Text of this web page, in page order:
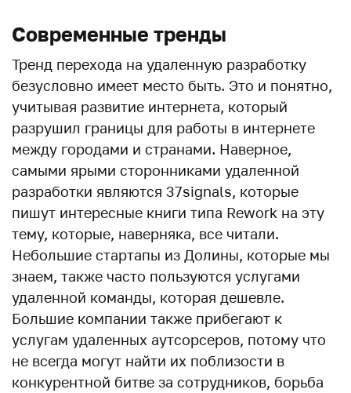
Современные тренды
Тренд перехода на удаленную разработку
безусловно имеет место быть. Это и понятно,
учитывая развитие интернета, который
разрушил границы для работы в интернете
между городами и странами. Наверное,
самыми ярыми сторонниками удаленной
разработки являются 37signals, которые
пишут интересные книги типа Rework на эту
тему, которые, наверняка, все читали.
Небольшие стартапы из Долины, которые мы
знаем, также часто пользуются услугами
удаленной команды, которая дешевле.
Большие компании также прибегают к
услугам удаленных аутсорсеров, потому что
не всегда могут найти их поблизости в
конкурентной битве за сотрудников, борьба